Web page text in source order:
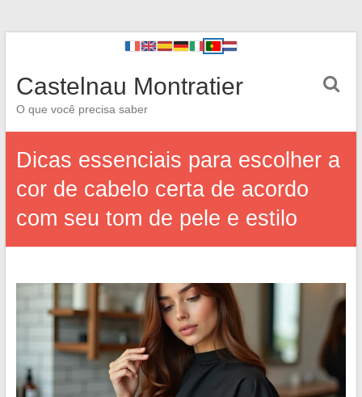
Castelnau Montratier
O que você precisa saber
Dicas essenciais para escolher a
cor de cabelo certa de acordo
com seu tom de pele e estilo